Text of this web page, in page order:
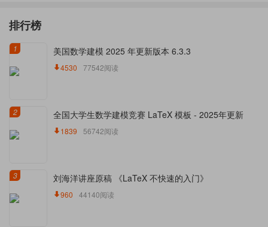
排行榜
1 美国数学建模 2025 年更新版本 6.3.3
4530 77542阅读
2 全国大学生数学建模竞赛 LaTeX 模板 - 2025年更新
1839 56742阅读
3 刘海洋讲座原稿 《LaTeX 不快速的入门》
960 44140阅读